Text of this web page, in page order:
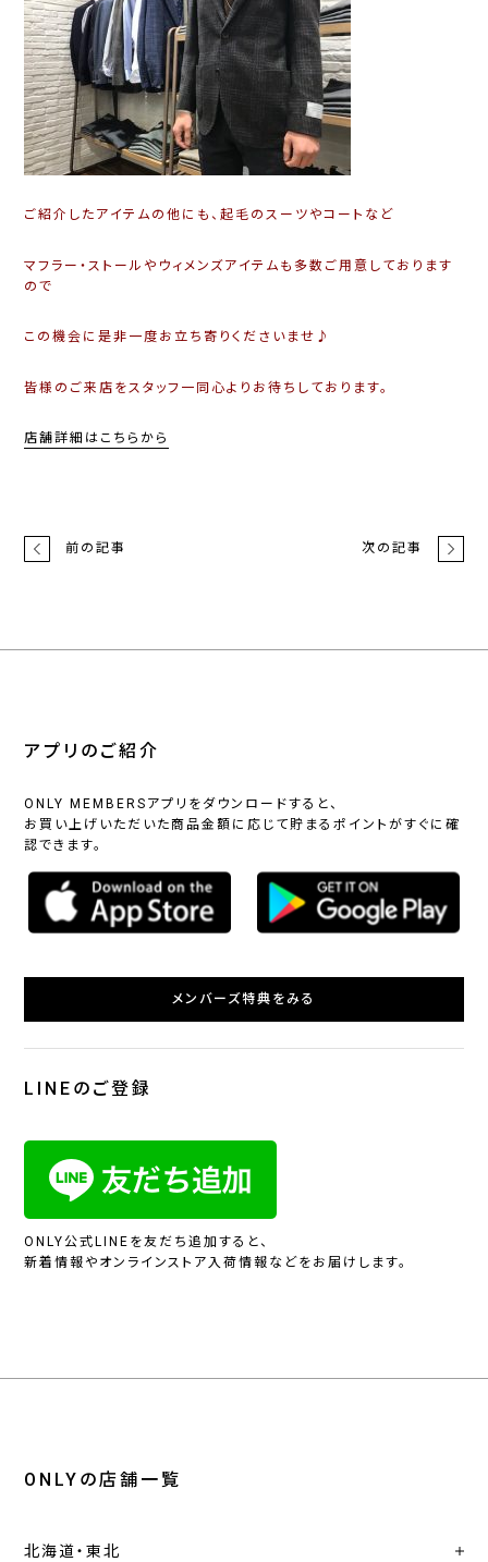
ご紹介したアイテムの他にも、起毛のスーツやコートなど
マフラー・ストールやウィメンズアイテムも多数ご用意しております
ので
この機会に是非一度お立ち寄りくださいませ♪
皆様のご来店をスタッフ一同心よりお待ちしております。
店舗詳細はこちらから
前の記事 次の記事
アプリのご紹介
ONLY MEMBERSアプリをダウンロードすると、
お買い上げいただいた商品金額に応じて貯まるポイントがすぐに確
認できます。
メンバーズ特典をみる
LINEのご登録
ONLY公式LINEを友だち追加すると、
新着情報やオンラインストア入荷情報などをお届けします。
ONLYの店舗一覧
北海道・東北